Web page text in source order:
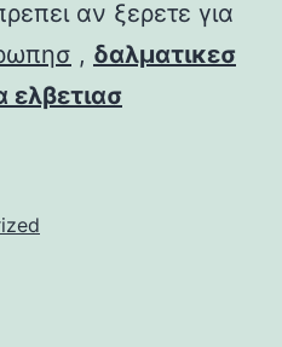
αν ξερετε για
, δαλματικεσ